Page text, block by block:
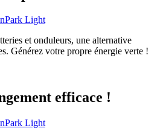
et onduleurs, une alternative
Générez votre propre énergie verte !
efficace !